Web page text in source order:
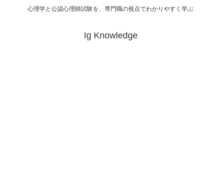
心理学と公認心理師試験を、専門職の視点でわかりやすく学ぶ
Ig Knowledge